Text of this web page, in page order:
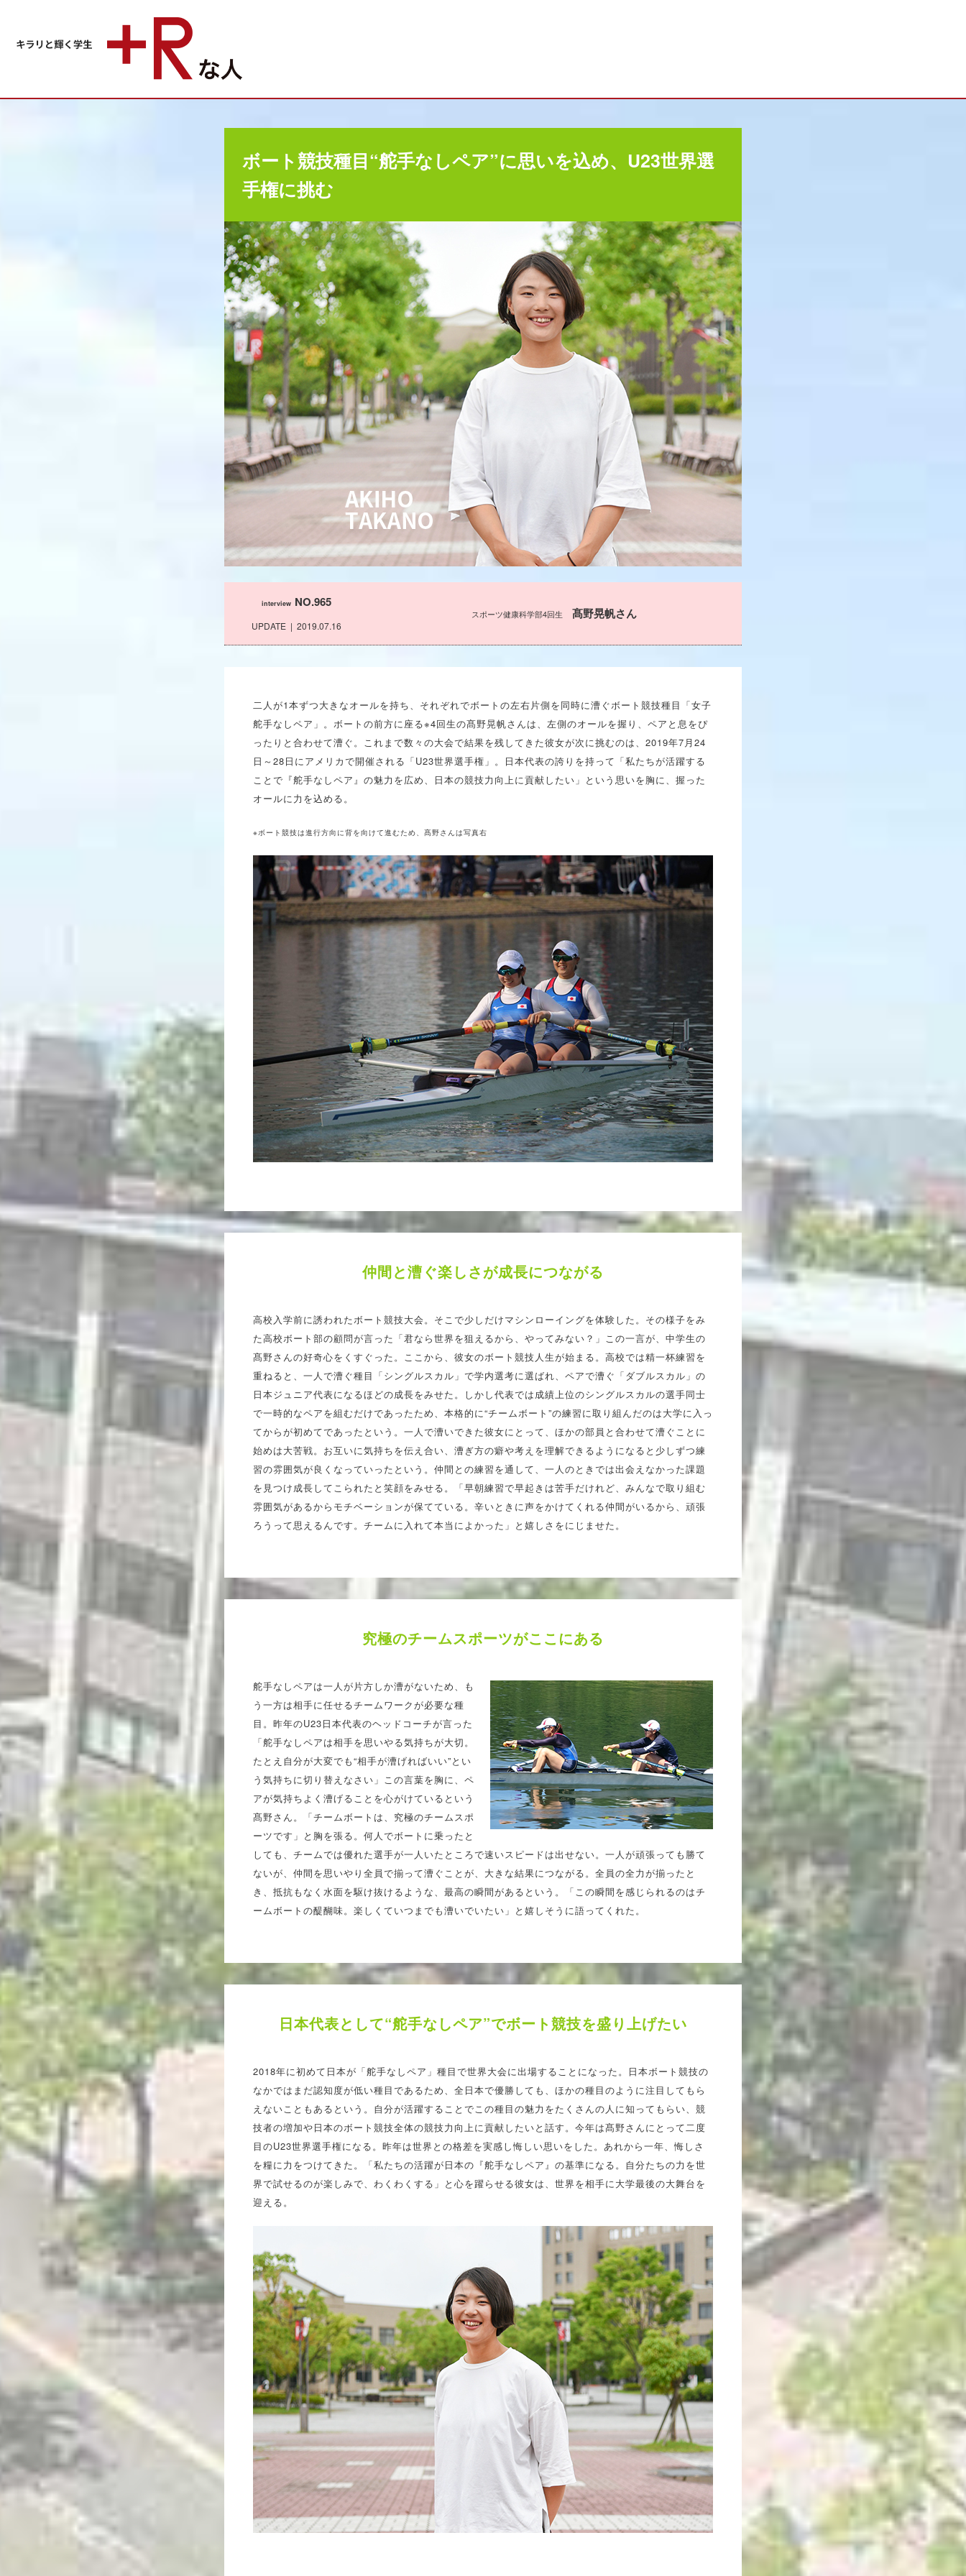
ボート競技種目“舵手なしペア”に思いを込め、U23世界選
手権に挑む
interview NO.965
UPDATE 2019.07.16
スポーツ健康科学部4回生 髙野晃帆さん
二人が1本ずつ大きなオールを持ち、それぞれでボートの左右片側を同時に漕ぐボート競技種目「女子
舵手なしペア」。ボートの前方に座る※4回生の髙野晃帆さんは、左側のオールを握り、ペアと息をぴ
ったりと合わせて漕ぐ。これまで数々の大会で結果を残してきた彼女が次に挑むのは、2019年7月24
日～28日にアメリカで開催される「U23世界選手権」。日本代表の誇りを持って「私たちが活躍する
ことで『舵手なしペア』の魅力を広め、日本の競技力向上に貢献したい」という思いを胸に、握った
オールに力を込める。
※ボート競技は進行方向に背を向けて進むため、髙野さんは写真右
仲間と漕ぐ楽しさが成長につながる
高校入学前に誘われたボート競技大会。そこで少しだけマシンローイングを体験した。その様子をみ
た高校ボート部の顧問が言った「君なら世界を狙えるから、やってみない？」この一言が、中学生の
髙野さんの好奇心をくすぐった。ここから、彼女のボート競技人生が始まる。高校では精一杯練習を
重ねると、一人で漕ぐ種目「シングルスカル」で学内選考に選ばれ、ペアで漕ぐ「ダブルスカル」の
日本ジュニア代表になるほどの成長をみせた。しかし代表では成績上位のシングルスカルの選手同士
で一時的なペアを組むだけであったため、本格的に“チームボート”の練習に取り組んだのは大学に入っ
てからが初めてであったという。一人で漕いできた彼女にとって、ほかの部員と合わせて漕ぐことに
始めは大苦戦。お互いに気持ちを伝え合い、漕ぎ方の癖や考えを理解できるようになると少しずつ練
習の雰囲気が良くなっていったという。仲間との練習を通して、一人のときでは出会えなかった課題
を見つけ成長してこられたと笑顔をみせる。「早朝練習で早起きは苦手だけれど、みんなで取り組む
雰囲気があるからモチベーションが保てている。辛いときに声をかけてくれる仲間がいるから、頑張
ろうって思えるんです。チームに入れて本当によかった」と嬉しさをにじませた。
究極のチームスポーツがここにある
舵手なしペアは一人が片方しか漕がないため、も
う一方は相手に任せるチームワークが必要な種
目。昨年のU23日本代表のヘッドコーチが言った
「舵手なしペアは相手を思いやる気持ちが大切。
たとえ自分が大変でも“相手が漕げればいい”とい
う気持ちに切り替えなさい」この言葉を胸に、ペ
アが気持ちよく漕げることを心がけているという
髙野さん。「チームボートは、究極のチームスポ
ーツです」と胸を張る。何人でボートに乗ったと
しても、チームでは優れた選手が一人いたところで速いスピードは出せない。一人が頑張っても勝て
ないが、仲間を思いやり全員で揃って漕ぐことが、大きな結果につながる。全員の全力が揃ったと
き、抵抗もなく水面を駆け抜けるような、最高の瞬間があるという。「この瞬間を感じられるのはチ
ームボートの醍醐味。楽しくていつまでも漕いでいたい」と嬉しそうに語ってくれた。
日本代表として“舵手なしペア”でボート競技を盛り上げたい
2018年に初めて日本が「舵手なしペア」種目で世界大会に出場することになった。日本ボート競技の
なかではまだ認知度が低い種目であるため、全日本で優勝しても、ほかの種目のように注目してもら
えないこともあるという。自分が活躍することでこの種目の魅力をたくさんの人に知ってもらい、競
技者の増加や日本のボート競技全体の競技力向上に貢献したいと話す。今年は髙野さんにとって二度
目のU23世界選手権になる。昨年は世界との格差を実感し悔しい思いをした。あれから一年、悔しさ
を糧に力をつけてきた。「私たちの活躍が日本の『舵手なしペア』の基準になる。自分たちの力を世
界で試せるのが楽しみで、わくわくする」と心を躍らせる彼女は、世界を相手に大学最後の大舞台を
迎える。